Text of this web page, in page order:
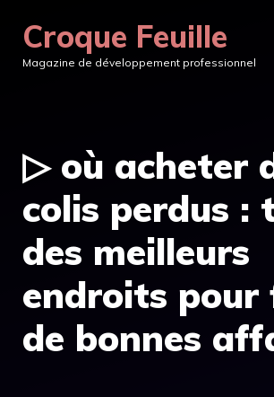
contenu
Croque Feuille
Magazine de développement professionnel
▷ où acheter
colis perdus :
des meilleurs
endroits pour
de bonnes